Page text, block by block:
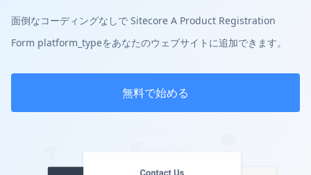
面倒なコーディングなしで Sitecore A Product Registration
Form platform_typeをあなたのウェブサイトに追加できます。
無料で始める